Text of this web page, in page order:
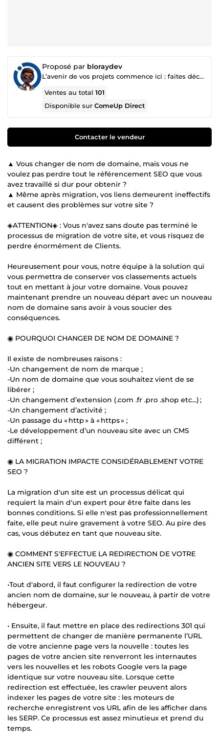
Proposé par bloraydev
L’avenir de vos projets commence ici : faites décoller votre business 🚀
Ventes au total101
Disponible surComeUp Direct
Contacter le vendeur
▲ Vous changer de nom de domaine, mais vous ne
voulez pas perdre tout le référencement SEO que vous
avez travaillé si dur pour obtenir ?
▲ Même après migration, vos liens demeurent ineffectifs
et causent des problèmes sur votre site ?
◈ATTENTION◈ : Vous n'avez sans doute pas terminé le
processus de migration de votre site, et vous risquez de
perdre énormément de Clients.
Heureusement pour vous, notre équipe à la solution qui
vous permettra de conserver vos classements actuels
tout en mettant à jour votre domaine. Vous pouvez
maintenant prendre un nouveau départ avec un nouveau
nom de domaine sans avoir à vous soucier des
conséquences.
◉ POURQUOI CHANGER DE NOM DE DOMAINE ?
Il existe de nombreuses raisons :
-Un changement de nom de marque ;
-Un nom de domaine que vous souhaitez vient de se
libérer ;
-Un changement d’extension (.com .fr .pro .shop etc...) ;
-Un changement d’activité ;
-Un passage du « http » à « https » ;
-Le développement d’un nouveau site avec un CMS
différent ;
◉ LA MIGRATION IMPACTE CONSIDÉRABLEMENT VOTRE
SEO ?
La migration d'un site est un processus délicat qui
requiert la main d'un expert pour être faite dans les
bonnes conditions. Si elle n'est pas professionnellement
faite, elle peut nuire gravement à votre SEO. Au pire des
cas, vous débutez en tant que nouveau site.
◉ COMMENT S'EFFECTUE LA REDIRECTION DE VOTRE
ANCIEN SITE VERS LE NOUVEAU ?
•Tout d'abord, il faut configurer la redirection de votre
ancien nom de domaine, sur le nouveau, à partir de votre
hébergeur.
• Ensuite, il faut mettre en place des redirections 301 qui
permettent de changer de manière permanente l’URL
de votre ancienne page vers la nouvelle : toutes les
pages de votre ancien site renverront les internautes
vers les nouvelles et les robots Google vers la page
identique sur votre nouveau site. Lorsque cette
redirection est effectuée, les crawler peuvent alors
indexer les pages de votre site : les moteurs de
recherche enregistrent vos URL afin de les afficher dans
les SERP. Ce processus est assez minutieux et prend du
temps.